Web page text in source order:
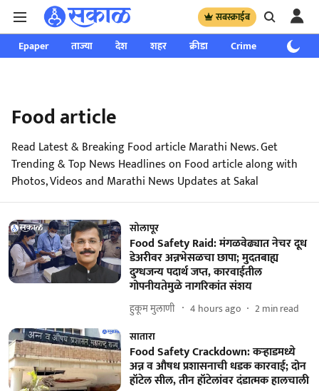
सबस्क्राईब
Epaper ताज्या देश शहर क्रीडा Crime साप्ताहिक
Food article
Read Latest & Breaking Food article Marathi News. Get
Trending & Top News Headlines on Food article along with
Photos, Videos and Marathi News Updates at Sakal
सोलापूर
Food Safety Raid: मंगळवेढ्यात नेचर दूध
डेअरीवर अन्नभेसळचा छापा; मुदतबाह्य
दुग्धजन्य पदार्थ जप्त, कारवाईतील
गोपनीयतेमुळे नागरिकांत संशय
हुकूम मुलाणी ​ 4 hours ago 2min read
सातारा
Food Safety Crackdown: कऱ्हाडमध्ये
अन्न व औषध प्रशासनाची धडक कारवाई; दोन
हॉटेल सील, तीन हॉटेलांवर दंडात्मक हालचाली